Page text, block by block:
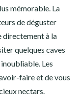
mémorable. La
de déguster
directement à la
quelques caves
Les
faire et de vous
nectars.